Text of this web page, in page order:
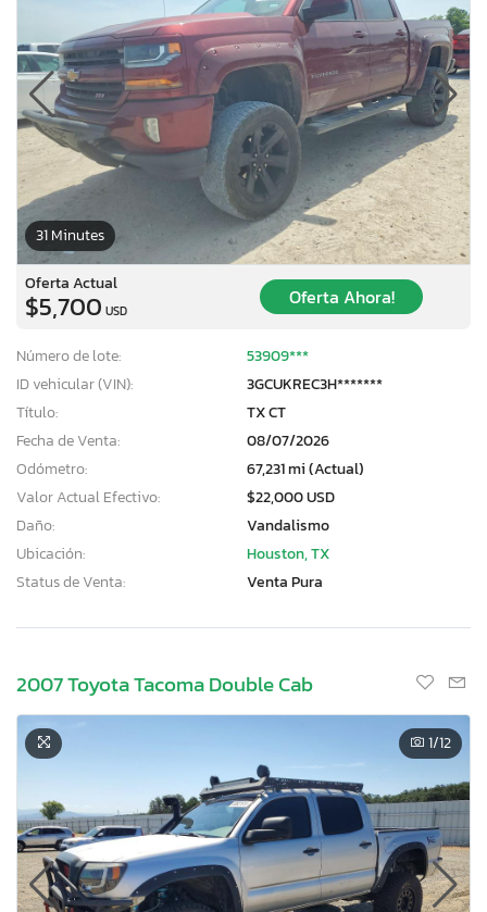
31 Minutes
Oferta Actual
$5,700 USD
Oferta Ahora!
Número de lote:
53909***
ID vehicular (VIN):
3GCUKREC3H*******
Título:
TX CT
Fecha de Venta:
08/07/2026
Odómetro:
67,231 mi (Actual)
Valor Actual Efectivo:
$22,000 USD
Daño:
Vandalismo
Ubicación:
Houston, TX
Status de Venta:
Venta Pura
2007 Toyota Tacoma Double Cab
1/12